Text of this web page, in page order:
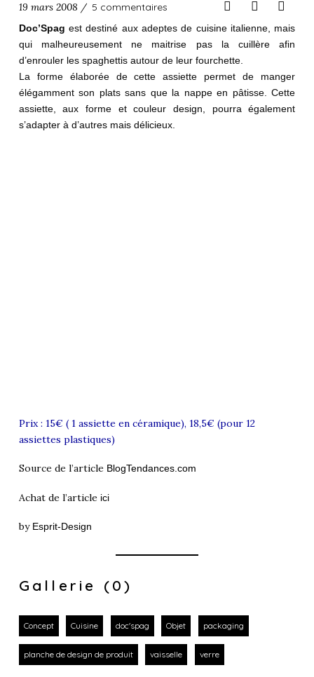
19 mars 2008 / 5 commentaires
Doc’Spag est destiné aux adeptes de cuisine italienne, mais
qui malheureusement ne maitrise pas la cuillère afin
d’enrouler les spaghettis autour de leur fourchette.
La forme élaborée de cette assiette permet de manger
élégamment son plats sans que la nappe en pâtisse. Cette
assiette, aux forme et couleur design, pourra également
s’adapter à d’autres mais délicieux.
Prix : 15€ ( 1 assiette en céramique), 18,5€ (pour 12
assiettes plastiques)
Source de l’article BlogTendances.com
Achat de l’article ici
by Esprit-Design
Gallerie (0)
Concept Cuisine doc'spag Objet packaging
planche de design de produit vaisselle verre